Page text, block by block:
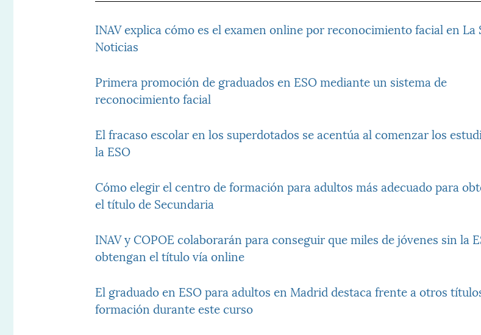
INAV explica cómo es el examen online por reconocimiento facial en La
Noticias
Primera promoción de graduados en ESO mediante un sistema de
reconocimiento facial
El fracaso escolar en los superdotados se acentúa al comenzar los
la ESO
Cómo elegir el centro de formación para adultos más adecuado para
el título de Secundaria
INAV y COPOE colaborarán para conseguir que miles de jóvenes sin la
obtengan el título vía online
El graduado en ESO para adultos en Madrid destaca frente a otros
formación durante este curso